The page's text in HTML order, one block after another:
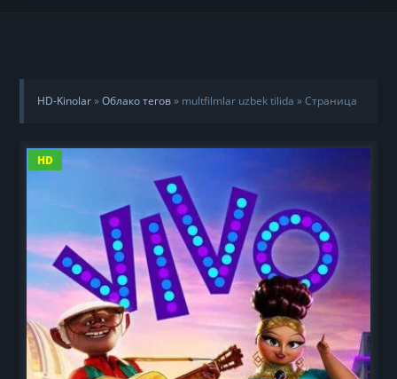
HD-Kinolar»Облако тегов» multfilmlar uzbek tilida » Страница
10
HD